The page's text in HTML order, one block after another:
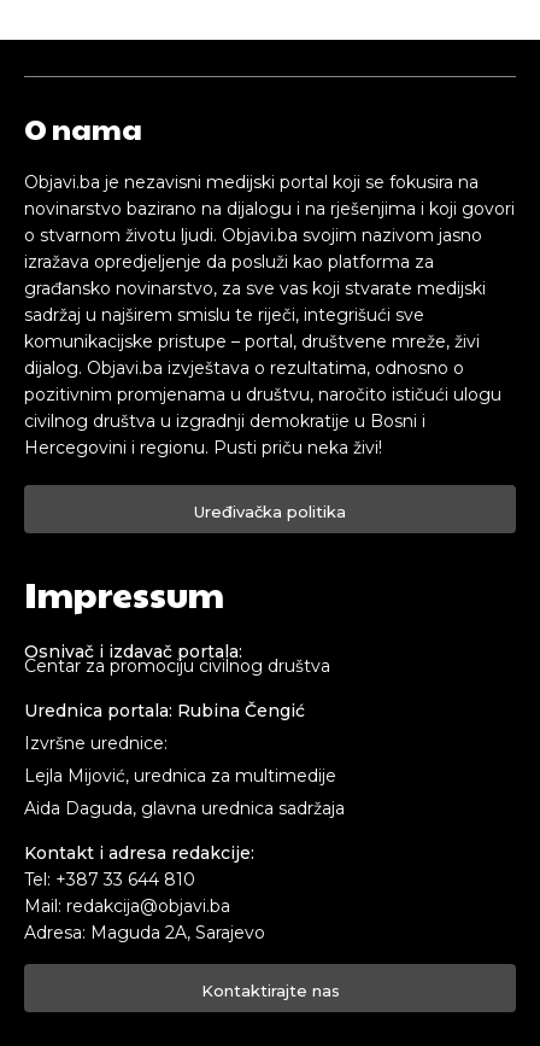
O nama
Objavi.ba je nezavisni medijski portal koji se fokusira na
novinarstvo bazirano na dijalogu i na rješenjima i koji govori
o stvarnom životu ljudi. Objavi.ba svojim nazivom jasno
izražava opredjeljenje da posluži kao platforma za
građansko novinarstvo, za sve vas koji stvarate medijski
sadržaj u najširem smislu te riječi, integrišući sve
komunikacijske pristupe – portal, društvene mreže, živi
dijalog. Objavi.ba izvještava o rezultatima, odnosno o
pozitivnim promjenama u društvu, naročito ističući ulogu
civilnog društva u izgradnji demokratije u Bosni i
Hercegovini i regionu. Pusti priču neka živi!
Uređivačka politika
Impressum
Osnivač i izdavač portala:
Centar za promociju civilnog društva
Urednica portala: Rubina Čengić
Izvršne urednice:
Lejla Mijović, urednica za multimedije
Aida Daguda, glavna urednica sadržaja
Kontakt i adresa redakcije:
Tel: +387 33 644 810
Mail: redakcija@objavi.ba
Adresa: Maguda 2A, Sarajevo
Kontaktirajte nas